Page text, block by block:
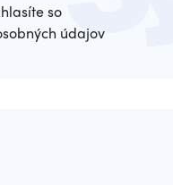
so
údajov